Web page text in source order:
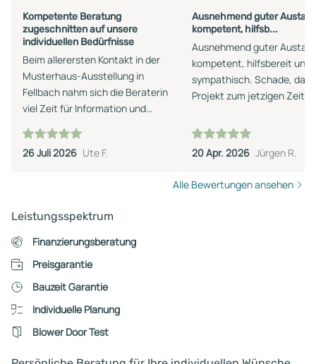
Kompetente Beratung
zugeschnitten auf unsere
individuellen Bedürfnisse
Beim allerersten Kontakt in der
Musterhaus-Ausstellung in
Fellbach nahm sich die Beraterin
viel Zeit für Information und
unter Einbeziehung der
Energieberatung steht an. Auch
26 Juli 2026 Ute F.
Ausnehmend guter
kompetent, hilfsb...
Ausnehmend guter
kompetent, hilfsbereit und
sympathisch. Schade,
Projekt zum jetzigen
20 Apr. 2026 Jürgen R.
Alle Bewertungen ansehen
Leistungsspektrum
Finanzierungsberatung
Preisgarantie
Bauzeit Garantie
Individuelle Planung
Blower Door Test